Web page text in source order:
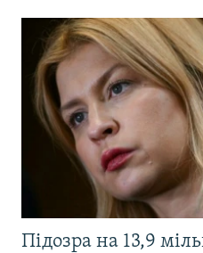
Підозра на 13,9